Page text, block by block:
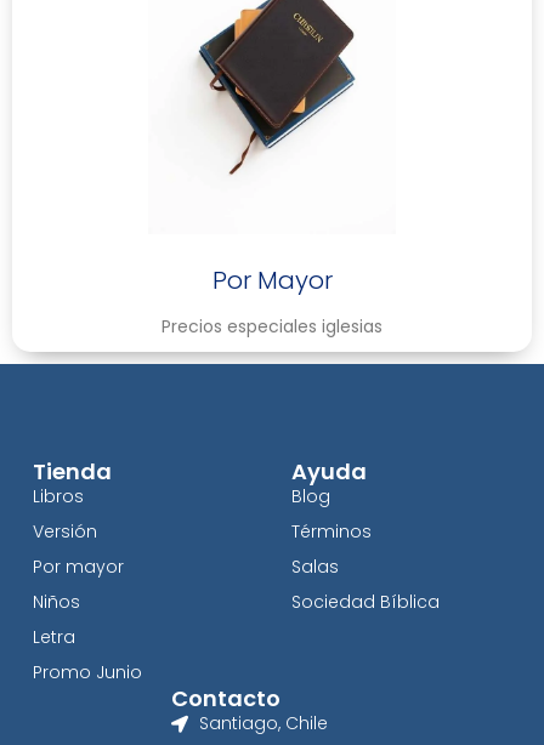
Por Mayor
Precios especiales iglesias
Tienda
Libros
Versión
Por mayor
Niños
Letra
Promo Junio
Ayuda
Blog
Términos
Salas
Sociedad Bíblica
Contacto
Santiago, Chile